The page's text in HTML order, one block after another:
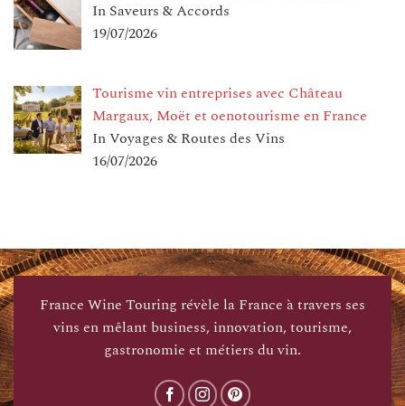
In Saveurs & Accords
19/07/2026
Tourisme vin entreprises avec Château
Margaux, Moët et oenotourisme en France
In Voyages & Routes des Vins
16/07/2026
France Wine Touring révèle la France à travers ses
vins en mêlant business, innovation, tourisme,
gastronomie et métiers du vin.